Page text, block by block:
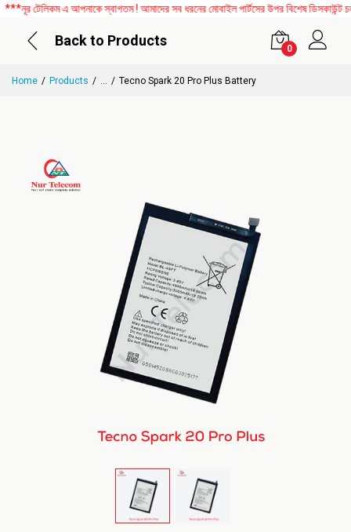
টেলিকম এ আপনাকে স্বাগতম ! আমাদের সব ধরনের মোবাইল পার্টসের উপর বিশেষ ডিসকাউন্ট
Back to Products
0
Home Products ... Tecno Spark 20 Pro Plus Battery